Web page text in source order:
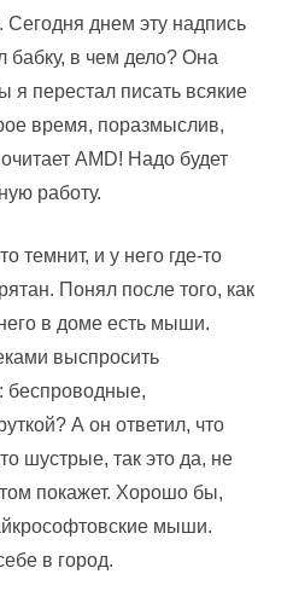
днем эту надпись
бабку, в чем дело? Она
я перестал писать всякие
время, поразмыслив,
AMD! Hадо будет
работу.
темнит, и у него где-то
Понял после того, как
в доме есть мыши.
выспросить
беспроводные,
А он ответил, что
шустрые, так это да, не
покажет. Хорошо бы,
мыши.
в город.